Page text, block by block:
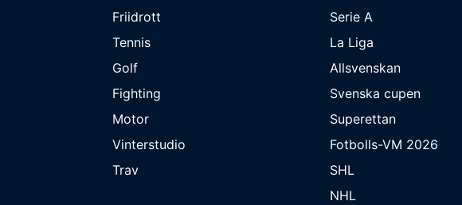
Friidrott
Tennis
Golf
Fighting
Motor
Vinterstudio
Trav
Serie A
La Liga
Allsvenskan
Svenska cupen
Superettan
Fotbolls-VM 2026
SHL
NHL